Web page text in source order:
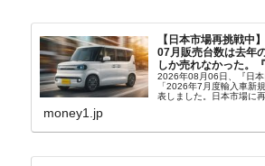
【日本市場再挑戦中
07月販売台数は去年
しか売れなかった。
2026年08月06日、『日
「2026年7月度輸入車新
表しました。日本市場に
車』、また日本市場を攻
台数はこの中に捉えられ
money1.jp